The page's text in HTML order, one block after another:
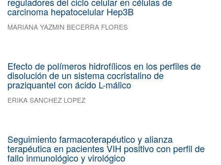
carcinoma hepatocelular Hep3B
MARIANA YAZMIN BECERRA FLORES
Efecto de polímeros hidrofílicos en los perfiles de
disolución de un sistema cocristalino de
praziquantel con ácido L-málico
ERIKA SANCHEZ LOPEZ
Seguimiento farmacoterapéutico y alianza
terapéutica en pacientes VIH positivo con perfil de
fallo inmunológico y virológico